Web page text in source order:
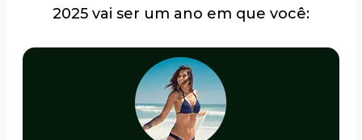
2025 vai ser um ano em que você: